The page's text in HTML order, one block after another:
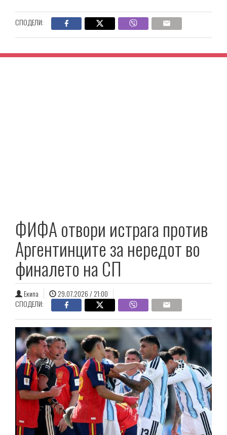
СПОДЕЛИ:
ФИФА отвори истрага против
Аргентинците за нередот во
финалето на СП
Екипа
29.07.2026 / 21:00
СПОДЕЛИ: